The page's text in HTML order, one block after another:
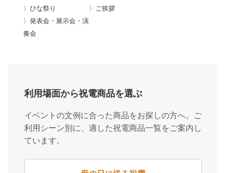
〉ひな祭り
〉ご挨拶
〉発表会・展示会・演
奏会
利用場面から祝電商品を選ぶ
イベントの文例に合った商品をお探しの方へ。ご
利用シーン別に、適した祝電商品一覧をご案内し
ています。